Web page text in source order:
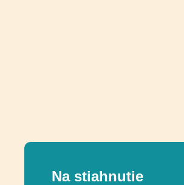
Na stiahnutie